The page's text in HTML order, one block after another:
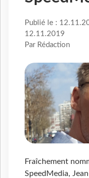
Publié le :
12.11.2019
Par Rédaction
Fraîchement
SpeedMedia,